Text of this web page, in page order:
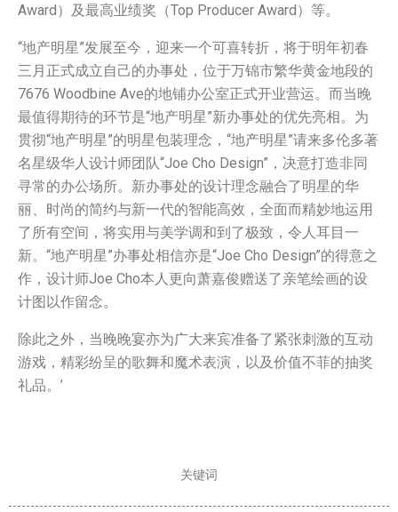
Award）及最高业绩奖（Top Producer Award）等。
“地产明星”发展至今，迎来一个可喜转折，将于明年初春
三月正式成立自己的办事处，位于万锦市繁华黄金地段的
7676 Woodbine Ave的地铺办公室正式开业营运。而当晚
最值得期待的环节是“地产明星”新办事处的优先亮相。为
贯彻“地产明星”的明星包装理念，“地产明星”请来多伦多著
名星级华人设计师团队“Joe Cho Design”，决意打造非同
寻常的办公场所。新办事处的设计理念融合了明星的华
丽、时尚的简约与新一代的智能高效，全面而精妙地运用
了所有空间，将实用与美学调和到了极致，令人耳目一
新。“地产明星”办事处相信亦是“Joe Cho Design”的得意之
作，设计师Joe Cho本人更向萧嘉俊赠送了亲笔绘画的设
计图以作留念。
除此之外，当晚晚宴亦为广大来宾准备了紧张刺激的互动
游戏，精彩纷呈的歌舞和魔术表演，以及价值不菲的抽奖
礼品。’
关键词